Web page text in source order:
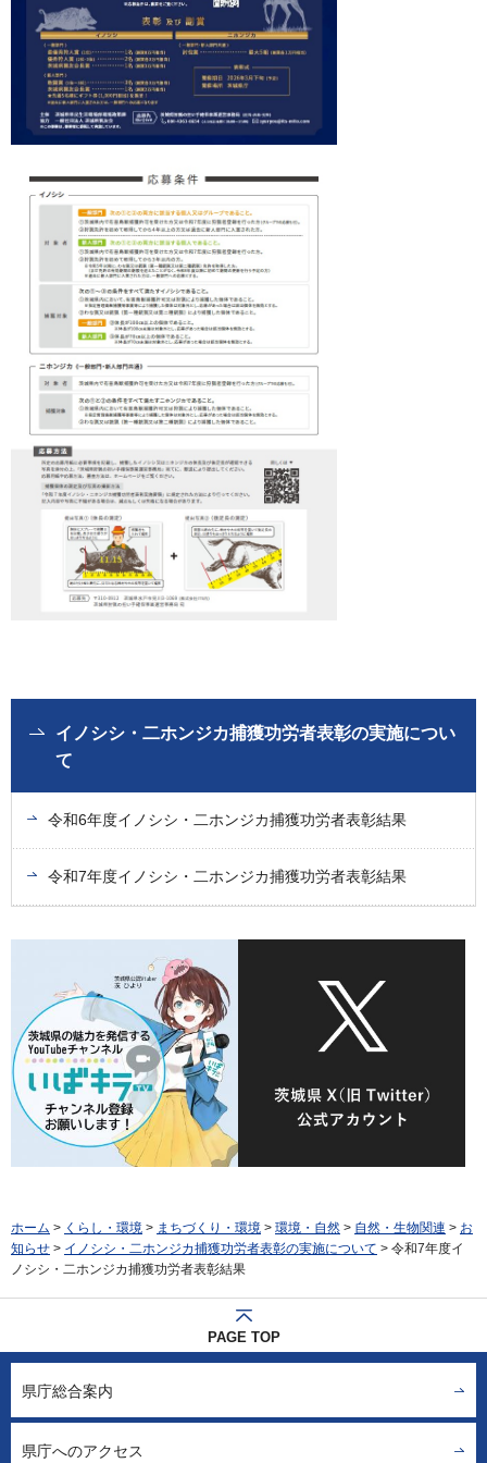
イノシシ・二ホンジカ捕獲功労者表彰の実施につい
て
令和6年度イノシシ・二ホンジカ捕獲功労者表彰結果
令和7年度イノシシ・二ホンジカ捕獲功労者表彰結果
ホーム > くらし・環境 > まちづくり・環境 > 環境・自然 > 自然・生物関連 > お
知らせ > イノシシ・二ホンジカ捕獲功労者表彰の実施について > 令和7年度イ
ノシシ・二ホンジカ捕獲功労者表彰結果
PAGE TOP
県庁総合案内
県庁へのアクセス